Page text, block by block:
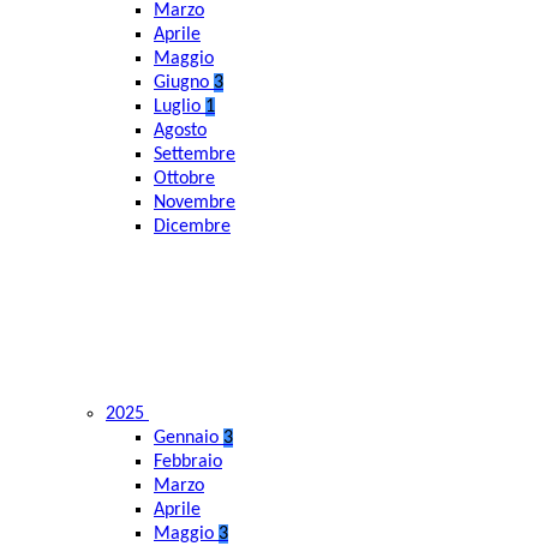
Marzo
Aprile
Maggio
Giugno 3
Luglio 1
Agosto
Settembre
Ottobre
Novembre
Dicembre
2025
Gennaio 3
Febbraio
Marzo
Aprile
Maggio 3